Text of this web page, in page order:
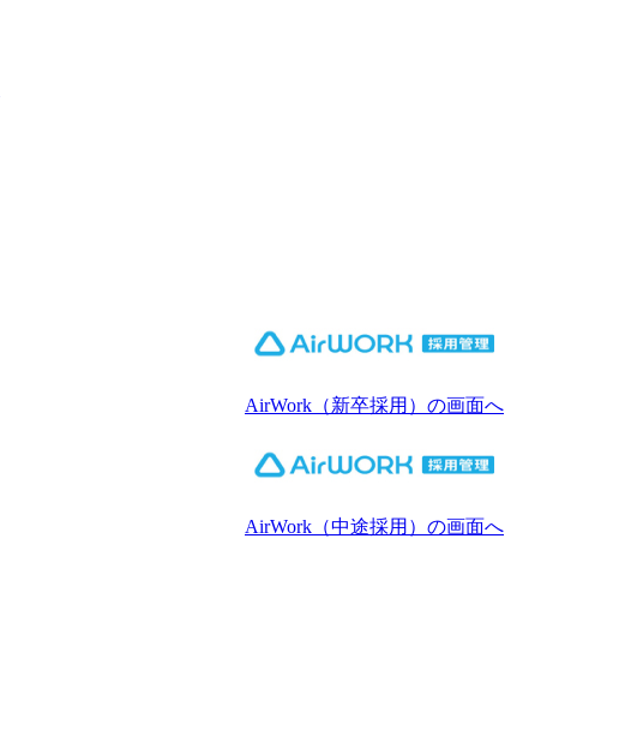
AirWork（新卒採用）の画面へ
AirWork（中途採用）の画面へ